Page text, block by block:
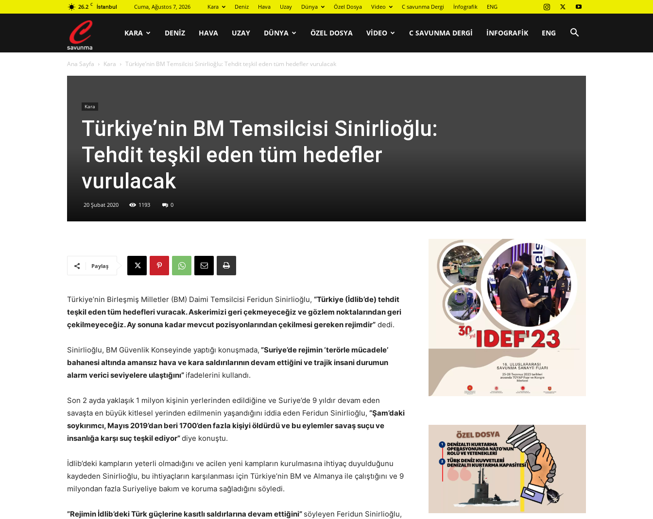
26.2 C İstanbul Cuma, Ağustos 7, 2026 Kara Deniz Hava Uzay Dünya Özel Dosya Video C savunma Dergi İnfografik ENG
KARA DENIZ HAVA UZAY DÜNYA ÖZEL DOSYA VIDEO C SAVUNMA DERGI İNFOGRAFIK ENG
Ana Sayfa Kara Türkiye’nin BM Temsilcisi Sinirlioğlu: Tehdit teşkil eden tüm hedefler vurulacak
Kara
Türkiye’nin BM Temsilcisi Sinirlioğlu:
Tehdit teşkil eden tüm hedefler
vurulacak
20 Şubat 2020 1193 0
Paylaş
Türkiye’nin Birleşmiş Milletler (BM) Daimi Temsilcisi Feridun Sinirlioğlu, “Türkiye (İdlib’de) tehdit
teşkil eden tüm hedefleri vuracak. Askerimizi geri çekmeyeceğiz ve gözlem noktalarından geri
çekilmeyeceğiz. Ay sonuna kadar mevcut pozisyonlarından çekilmesi gereken rejimdir” dedi.
Sinirlioğlu, BM Güvenlik Konseyinde yaptığı konuşmada, ”Suriye’de rejimin ‘terörle mücadele’
bahanesi altında amansız hava ve kara saldırılarının devam ettiğini ve trajik insani durumun
alarm verici seviyelere ulaştığını” ifadelerini kullandı.
Son 2 ayda yaklaşık 1 milyon kişinin yerlerinden edildiğine ve Suriye’de 9 yıldır devam eden
savaşta en büyük kitlesel yerinden edilmenin yaşandığını iddia eden Feridun Sinirlioğlu, “Şam’daki
soykırımcı, Mayıs 2019’dan beri 1700’den fazla kişiyi öldürdü ve bu eylemler savaş suçu ve
insanlığa karşı suç teşkil ediyor”diye konuştu.
İdlib’deki kampların yeterli olmadığını ve acilen yeni kampların kurulmasına ihtiyaç duyulduğunu
kaydeden Sinirlioğlu, bu ihtiyaçların karşılanması için Türkiye’nin BM ve Almanya ile çalıştığını ve 9
milyondan fazla Suriyeliye bakım ve koruma sağladığını söyledi.
”Rejimin İdlib’deki Türk güçlerine kasıtlı saldırlarına devam ettiğini” söyleyen Feridun Sinirlioğlu,